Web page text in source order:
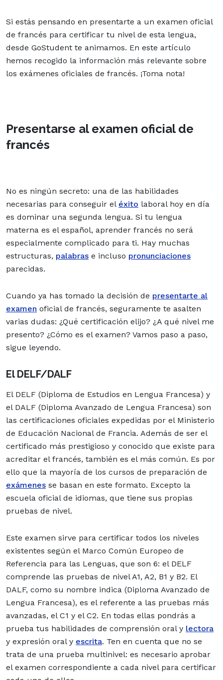
Si estás pensando en presentarte a un examen oficial
de francés para certificar tu nivel de esta lengua,
desde GoStudent te animamos. En este artículo
hemos recogido la información más relevante sobre
los exámenes oficiales de francés. ¡Toma nota!
Presentarse al examen oficial de
francés
No es ningún secreto: una de las habilidades
necesarias para conseguir el éxito laboral hoy en día
es dominar una segunda lengua. Si tu lengua
materna es el español, aprender francés no será
especialmente complicado para ti. Hay muchas
estructuras, palabras e incluso pronunciaciones
parecidas.
Cuando ya has tomado la decisión de presentarte al
examen oficial de francés, seguramente te asalten
varias dudas: ¿Qué certificación elijo? ¿A qué nivel me
presento? ¿Cómo es el examen? Vamos paso a paso,
sigue leyendo.
El DELF/DALF
El DELF (Diploma de Estudios en Lengua Francesa) y
el DALF (Diploma Avanzado de Lengua Francesa) son
las certificaciones oficiales expedidas por el Ministerio
de Educación Nacional de Francia. Además de ser el
certificado más prestigioso y conocido que existe para
acreditar el francés, también es el más común. Es por
ello que la mayoría de los cursos de preparación de
exámenes se basan en este formato. Excepto la
escuela oficial de idiomas, que tiene sus propias
pruebas de nivel.
Este examen sirve para certificar todos los niveles
existentes según el Marco Común Europeo de
Referencia para las Lenguas, que son 6: el DELF
comprende las pruebas de nivel A1, A2, B1 y B2. El
DALF, como su nombre indica (Diploma Avanzado de
Lengua Francesa), es el referente a las pruebas más
avanzadas, el C1 y el C2. En todas ellas pondrás a
prueba tus habilidades de comprensión oral y lectora
y expresión oral y escrita. Ten en cuenta que no se
trata de una prueba multinivel: es necesario aprobar
el examen correspondiente a cada nivel para certificar